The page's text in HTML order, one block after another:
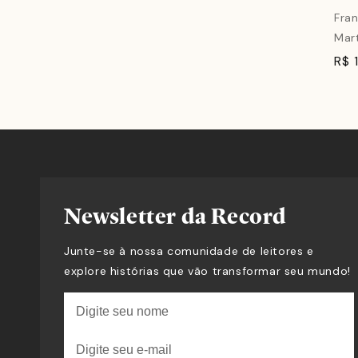
R$
Newsletter da Record
Junte-se à nossa comunidade de leitores e
explore histórias que vão transformar seu mundo!